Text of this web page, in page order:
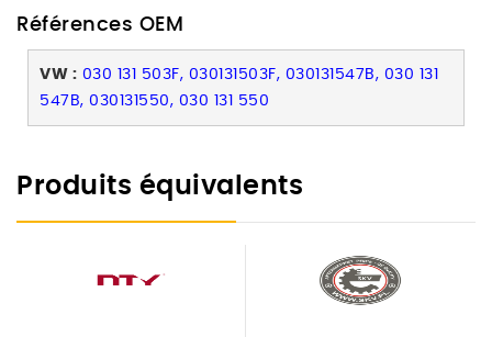
Références OEM
VW : 030 131 503F, 030131503F, 030131547B, 030 131
547B, 030131550, 030 131 550
Produits équivalents